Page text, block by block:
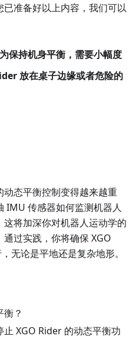
准备好以上内容，我们可以
保持机身平衡，需要小幅度
放在桌子边缘或者危险的
态平衡控制变得越来越重
IMU 传感器如何监测机器人
将加深你对机器人运动学的
过实践，你将确保 XGO
无论是平地还是复杂地形。
？
XGO Rider 的动态平衡功